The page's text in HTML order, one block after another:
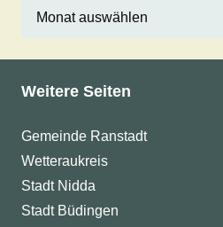
Archiv
Weitere Seiten
Gemeinde Ranstadt
Wetteraukreis
Stadt Nidda
Stadt Büdingen